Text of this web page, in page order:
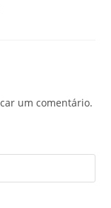
um comentário.